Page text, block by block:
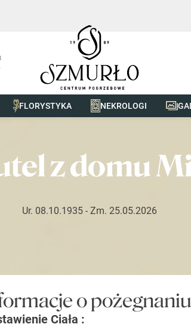
FLORYSTYKA NEKROLOGI
z domu
Ur. 08.10.1935 - Zm. 25.05.2026
o pożegnaniu
Ciała :